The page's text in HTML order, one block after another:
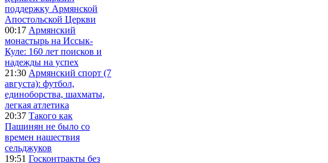
поддержку Армянской
Апостольской Церкви
00:17 Армянский
монастырь на Иссык-
Куле: 160 лет поисков и
надежды на успех
21:30 Армянский спорт (7
августа): футбол,
единоборства, шахматы,
легкая атлетика
20:37 Такого как
Пашинян не было со
времен нашествия
сельджуков
19:51 Госконтракты без